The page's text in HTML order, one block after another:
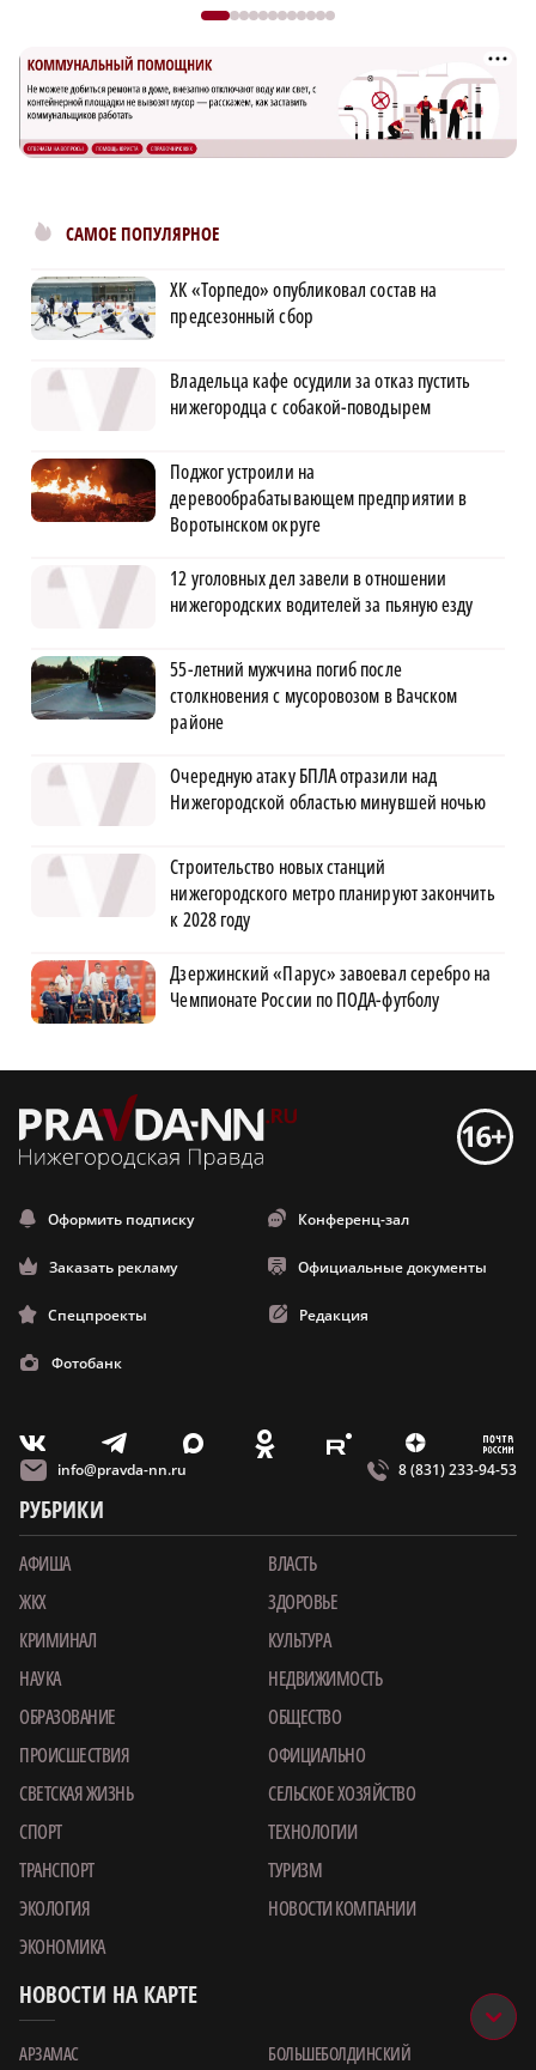
САМОЕ ПОПУЛЯРНОЕ
ХК «Торпедо» опубликовал состав на
предсезонный сбор
Владельца кафе осудили за отказ пустить
нижегородца с собакой-поводырем
Поджог устроили на
деревообрабатывающем предприятии в
Воротынском округе
12 уголовных дел завели в отношении
нижегородских водителей за пьяную езду
55-летний мужчина погиб после
столкновения с мусоровозом в Вачском
районе
Очередную атаку БПЛА отразили над
Нижегородской областью минувшей ночью
Строительство новых станций
нижегородского метро планируют закончить
к 2028 году
Дзержинский «Парус» завоевал серебро на
Чемпионате России по ПОДА-футболу
Оформить подписку Конференц-зал
Заказать рекламу Официальные документы
Спецпроекты Редакция
Фотобанк
V T X O E Z m
info@pravda-nn.ru 8 (831) 233-94-53
РУБРИКИ
АФИША
ВЛАСТЬ
ЖКХ
ЗДОРОВЬЕ
КРИМИНАЛ
КУЛЬТУРА
НАУКА
НЕДВИЖИМОСТЬ
ОБРАЗОВАНИЕ
ОБЩЕСТВО
ПРОИСШЕСТВИЯ
ОФИЦИАЛЬНО
СВЕТСКАЯ ЖИЗНЬ
СЕЛЬСКОЕ ХОЗЯЙСТВО
СПОРТ
ТЕХНОЛОГИИ
ТРАНСПОРТ
ТУРИЗМ
ЭКОЛОГИЯ
НОВОСТИ КОМПАНИИ
ЭКОНОМИКА
НОВОСТИ НА КАРТЕ
АРЗАМАС
БОЛЬШЕБОЛДИНСКИЙ